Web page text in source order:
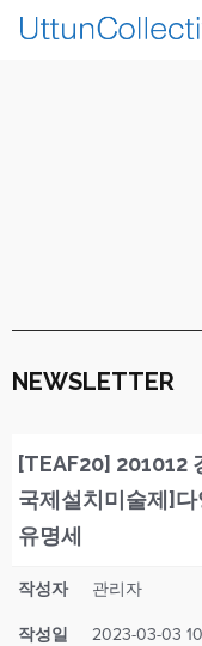
NEWSLETTER
[TEAF20] 201012
국제설치미술제]다
유명세
작성자 관리자
작성일 2023-03-03